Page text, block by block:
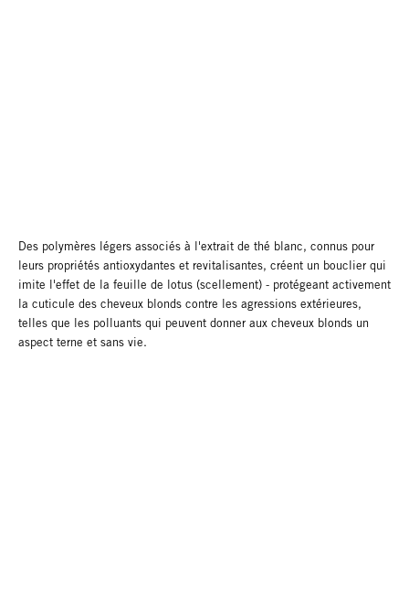
Des polymères légers associés à l'extrait de thé blanc, connus pour
leurs propriétés antioxydantes et revitalisantes, créent un bouclier qui
imite l'effet de la feuille de lotus (scellement) - protégeant activement
la cuticule des cheveux blonds contre les agressions extérieures,
telles que les polluants qui peuvent donner aux cheveux blonds un
aspect terne et sans vie.